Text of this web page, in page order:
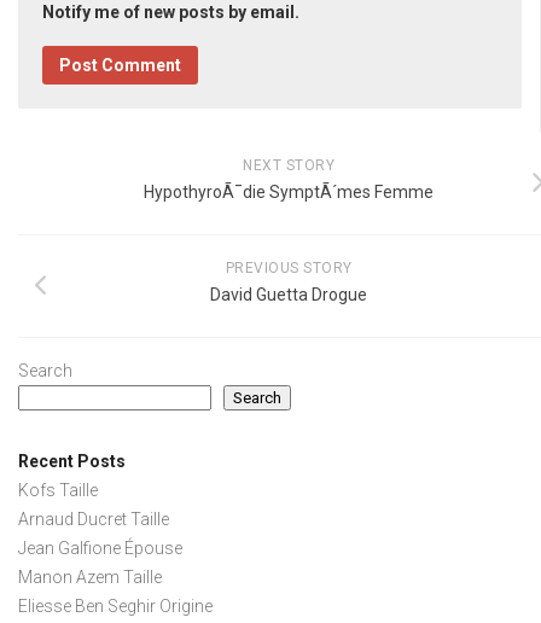
Notify me of new posts by email.
NEXT STORY
HypothyroÃ¯die SymptÃ´mes Femme
PREVIOUS STORY
David Guetta Drogue
Search
Search
Recent Posts
Kofs Taille
Arnaud Ducret Taille
Jean Galfione Épouse
Manon Azem Taille
Eliesse Ben Seghir Origine